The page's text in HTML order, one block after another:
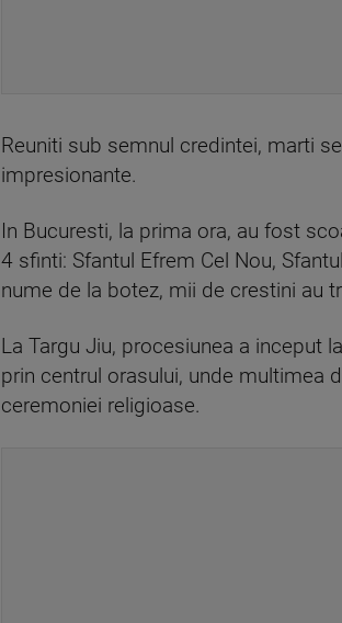
Reuniti sub semnul credintei, marti
impresionante.
In Bucuresti, la prima ora, au fost
4 sfinti: Sfantul Efrem Cel Nou,
nume de la botez, mii de crestini au
La Targu Jiu, procesiunea a inceput
prin centrul orasului, unde multimea
ceremoniei religioase.